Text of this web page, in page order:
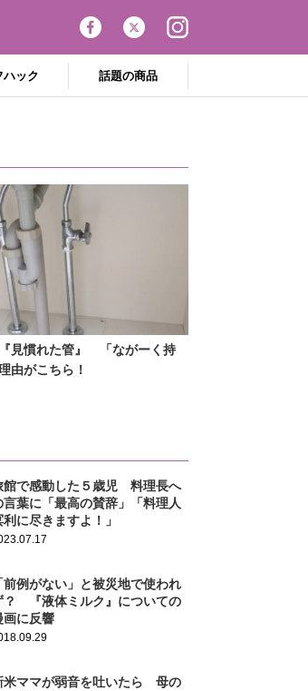
ハック 話題の商品
見慣れた管』 「ながーく持
由がこちら！
館で感動した５歳児 料理長へ
言葉に「最高の賛辞」「料理人
利に尽きますよ！」
前例がない」と被災地で使われ
？ 『液体ミルク』についての
画に反響
米ママが弱音を吐いたら 母の